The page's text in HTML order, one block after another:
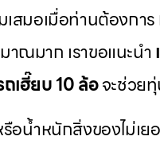
เสมอเมื่อท่านต้องการ
ณมาก เราขอแนะนำ
ถเฮี๊ยบ 10 ล้อจะช่วย
น้ำหนักสิ่งของไม่เย